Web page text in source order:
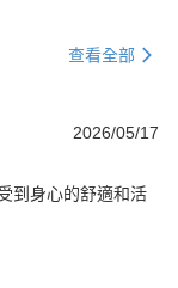
查看全部
2026/05/17
到身心的舒適和活